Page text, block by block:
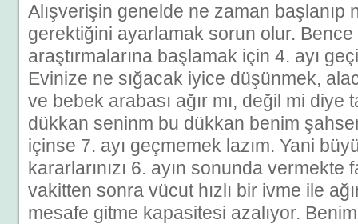
Alışverişin genelde ne zaman başlanıp
gerektiğini ayarlamak sorun olur. Bence
araştırmalarına başlamak için 4. ayı
Evinize ne sığacak iyice düşünmek,
ve bebek arabası ağır mı, değil mi diye
dükkan seninm bu dükkan benim
içinse 7. ayı geçmemek lazım. Yani
kararlarınızı 6. ayın sonunda
vakitten sonra vücut hızlı bir ivme ile
mesafe gitme kapasitesi azalıyor.